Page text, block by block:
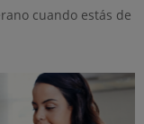
cuando estás de